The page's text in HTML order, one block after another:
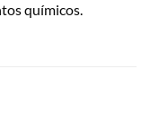
químicos.